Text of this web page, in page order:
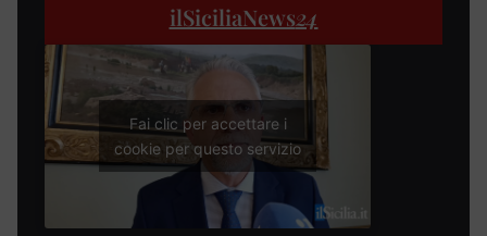
ilSiciliaNews24
Fai clic per accettare i
cookie per questo servizio